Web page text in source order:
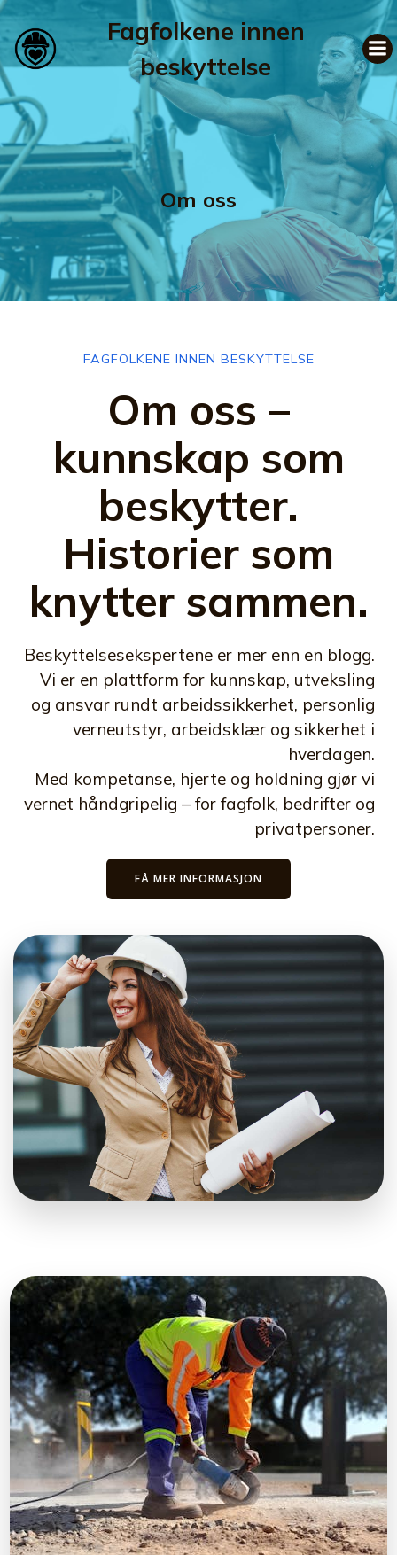
Fagfolkene innen
beskyttelse
Om oss
FAGFOLKENE INNEN BESKYTTELSE
Om oss –
kunnskap som
beskytter.
Historier som
knytter sammen.
Beskyttelsesekspertene er mer enn en blogg.
Vi er en plattform for kunnskap, utveksling
og ansvar rundt arbeidssikkerhet, personlig
verneutstyr, arbeidsklær og sikkerhet i
hverdagen.
Med kompetanse, hjerte og holdning gjør vi
vernet håndgripelig – for fagfolk, bedrifter og
privatpersoner.
FÅ MER INFORMASJON